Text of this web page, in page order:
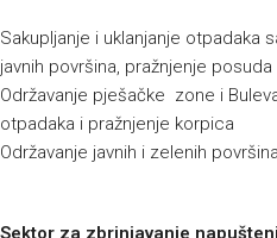
Sakupljanje i uklanjanje otpadaka
javnih površina, pražnjenje
Održavanje pješačke zone i
otpadaka i pražnjenje korpica
Održavanje javnih i zelenih
Sektor za zbrinjavanje